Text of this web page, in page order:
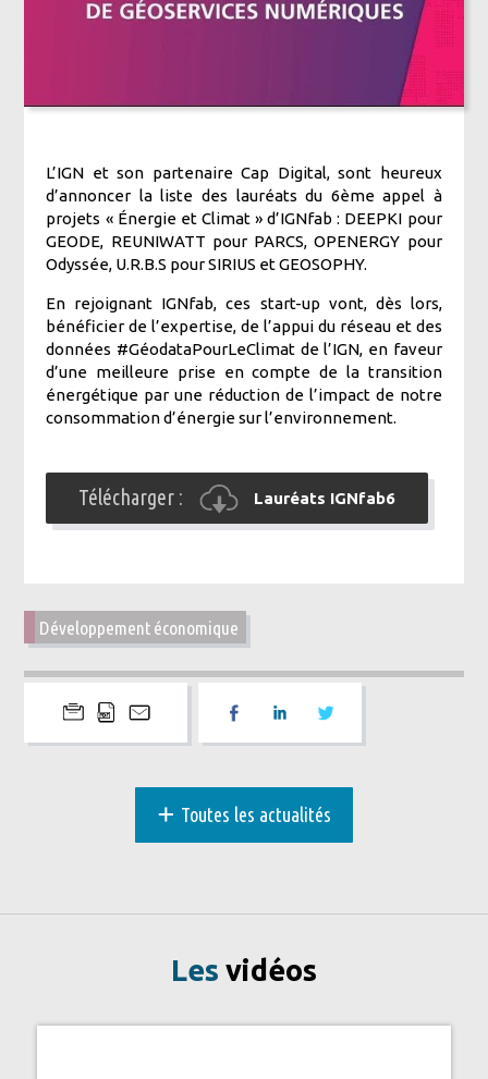
L’IGN et son partenaire Cap Digital, sont heureux
d’annoncer la liste des lauréats du 6ème appel à
projets « Énergie et Climat » d’IGNfab : DEEPKI pour
GEODE, REUNIWATT pour PARCS, OPENERGY pour
Odyssée, U.R.B.S pour SIRIUS et GEOSOPHY.
En rejoignant IGNfab, ces start-up vont, dès lors,
bénéficier de l’expertise, de l’appui du réseau et des
données #GéodataPourLeClimat de l’IGN, en faveur
d’une meilleure prise en compte de la transition
énergétique par une réduction de l’impact de notre
consommation d’énergie sur l’environnement.
Télécharger : Lauréats IGNfab6
Développement économique
+ Toutes les actualités
Les vidéos